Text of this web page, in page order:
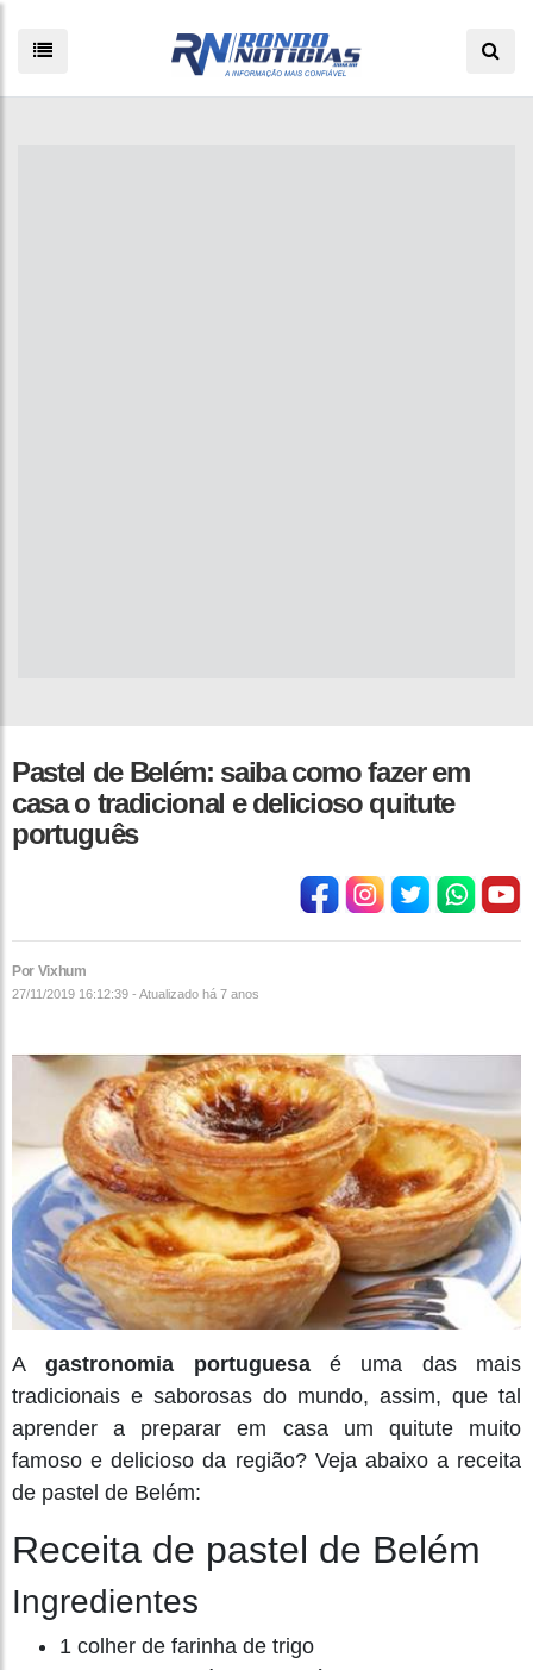
Pastel de Belém: saiba como fazer em
casa o tradicional e delicioso quitute
português
Por Vixhum
27/11/2019 16:12:39 - Atualizado há 7 anos
Agastronomia portuguesaé uma das mais
tradicionais e saborosas do mundo, assim, que tal
aprender a preparar em casa um quitute muito
famoso e delicioso da região? Veja abaixo a receita
de pastel de Belém:
Receita de pastel de Belém
Ingredientes
1 colher de farinha de trigo